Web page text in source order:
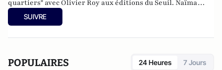
quartiers" avec Olivier Roy aux éditions du Seuil. Naïma
M’Faddel est chargée de mission équité urbaine auprès de
la direction générale des services du département de
et Mantes-la-Jolie.
SUIVRE
POPULAIRES 24 Heures 7 Jours